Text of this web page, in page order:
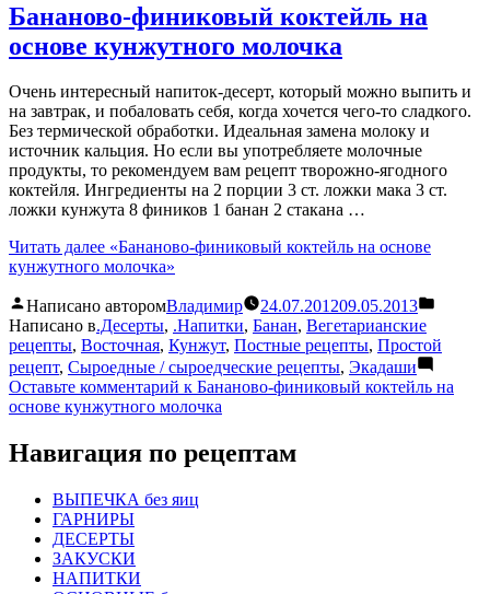
Бананово-финиковый коктейль на
основе кунжутного молочка
Очень интересный напиток-десерт, который можно выпить и
на завтрак, и побаловать себя, когда хочется чего-то сладкого.
Без термической обработки. Идеальная замена молоку и
источник кальция. Но если вы употребляете молочные
продукты, то рекомендуем вам рецепт творожно-ягодного
коктейля. Ингредиенты на 2 порции 3 ст. ложки мака 3 ст.
ложки кунжута 8 фиников 1 банан 2 стакана …
Читать далее «Бананово-финиковый коктейль на основе
кунжутного молочка»
Написано авторомВладимир 24.07.201209.05.2013
Написано в.Десерты, .Напитки, Банан, Вегетарианские
рецепты, Восточная, Кунжут, Постные рецепты, Простой
рецепт, Сыроедные / сыроедческие рецепты, Экадаши
Оставьте комментарий к Бананово-финиковый коктейль на
основе кунжутного молочка
Навигация по рецептам
ВЫПЕЧКА без яиц
ГАРНИРЫ
ДЕСЕРТЫ
ЗАКУСКИ
НАПИТКИ